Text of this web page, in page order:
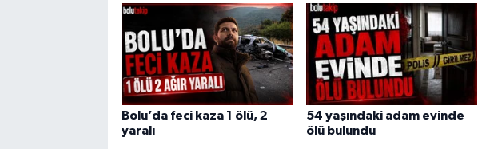
Bolu’da feci kaza 1 ölü, 2
yaralı
54 yaşındaki adam evinde
ölü bulundu